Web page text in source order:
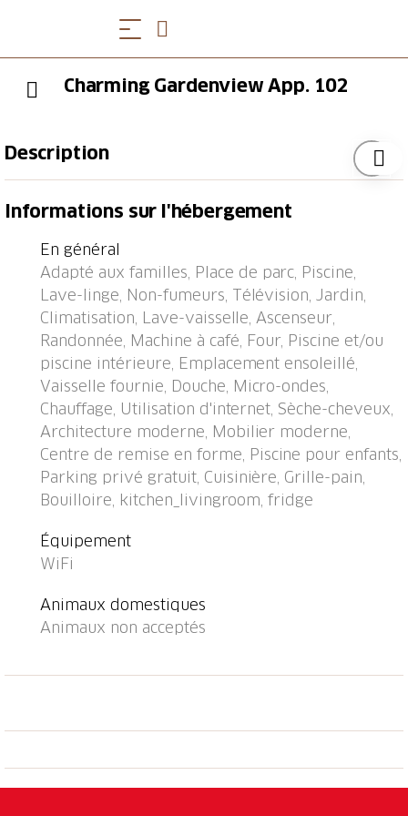
Charming Gardenview App. 102
Description
confortable "Lago di Lugano", environnée par les
situation tranquille, ensoleillée, excellente situation:
centrale mais tranquille, à 20 m du lac. En commun:
parc, jardin propice à la détente, piscine chauffée
(disponibilité saisonnière: 01.Avr. - 30.Sep.) avec
marches intérieures. Piscine de forme irrégulière.
Douche/WC dans l'espace piscine, bassin pour les
enfants, douche extérieure. Infrastructures de la
Maison: salle fitness, ascenseur, chauffage central,
lave-linge (en sus), sèche-linge (en commun, en sus).
Accès en voiture jusqu'à la maison. Place de parking
près de la maison. Arrêt de bus "Linie 439" 1 m, gare
ferroviaire "Melide" 2.6 km, baignade en lac "Lago di
Lugano" 5 m. Terrain de golf (18 trous) 15 km.
Attractions à proximité: Lugano, Foxtown Outlet,
Ponte Tresa, Como IT, Parco San Grato, Carona. Les
domaines skiables de renommée sont facilement
Rivera, Monte Generoso. Veuillez noter: adapté(e)
Informations sur l'hébergement
En général
Adapté aux familles, Place de parc, Piscine,
Lave-linge, Non-fumeurs, Télévision, Jardin,
Climatisation, Lave-vaisselle, Ascenseur,
Randonnée, Machine à café, Four, Piscine et/ou
piscine intérieure, Emplacement ensoleillé,
Vaisselle fournie, Douche, Micro-ondes,
Chauffage, Utilisation d'internet, Sèche-cheveux,
Architecture moderne, Mobilier moderne,
Centre de remise en forme, Piscine pour enfants,
Parking privé gratuit, Cuisinière, Grille-pain,
Bouilloire, kitchen_livingroom, fridge
Équipement
WiFi
Animaux domestiques
Animaux non acceptés